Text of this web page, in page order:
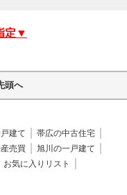
定▼
頭へ
建て
帯広の中古住宅
売買
旭川の一戸建て
お気に入りリスト